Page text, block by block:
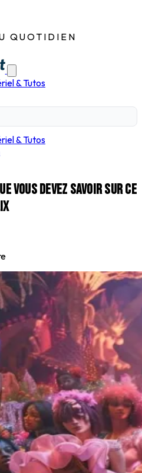
QUOTIDIEN
& Tutos
& Tutos
vous devez savoir sur ce